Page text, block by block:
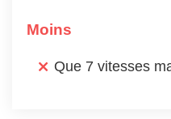
Moins
Que 7 vitesses